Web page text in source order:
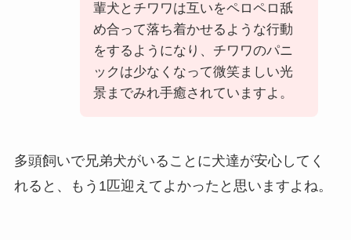
輩犬とチワワは互いをペロペロ舐
め合って落ち着かせるような行動
をするようになり、チワワのパニ
ックは少なくなって微笑ましい光
景までみれ手癒されていますよ。
多頭飼いで兄弟犬がいることに犬達が安心してく
れると、もう1匹迎えてよかったと思いますよね。